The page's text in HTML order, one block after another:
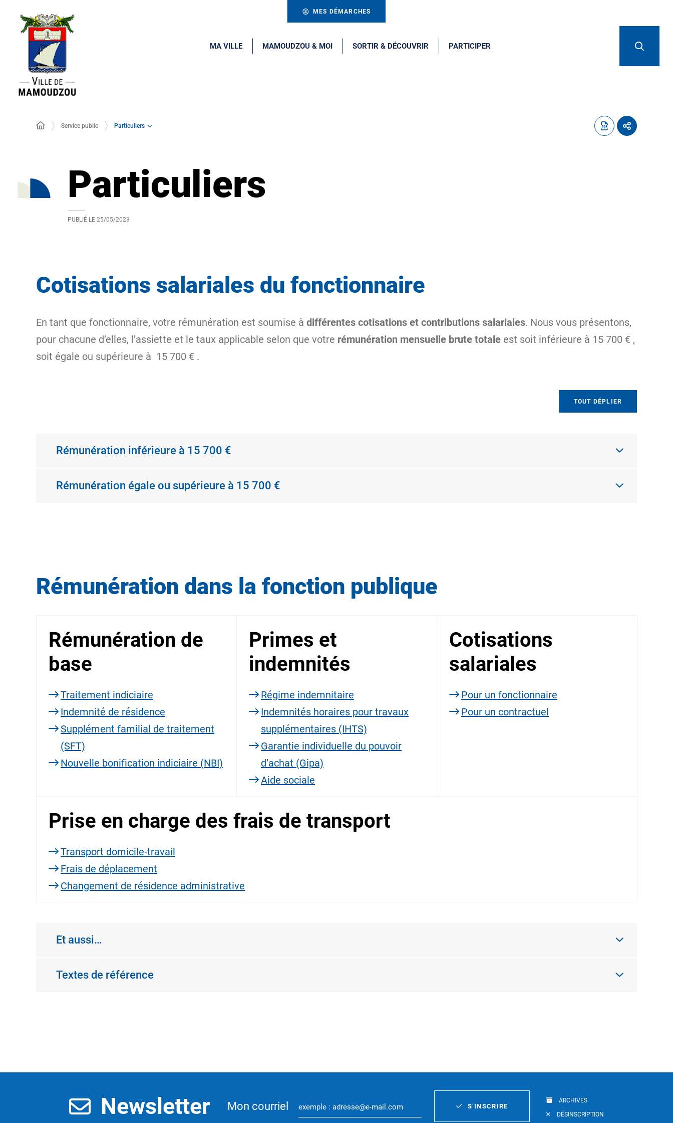
MES DÉMARCHES
MA VILLE MAMOUDZOU & MOI SORTIR & DÉCOUVRIR PARTICIPER
Service public Particuliers
Particuliers
PUBLIÉ LE 25/05/2023
Cotisations salariales du fonctionnaire
En tant que fonctionnaire, votre rémunération est soumise à différentes cotisations et contributions salariales. Nous vous présentons,
pour chacune d’elles, l’assiette et le taux applicable selon que votre rémunération mensuelle brute totale est soit inférieure à 15 700 € ,
soit égale ou supérieure à 15 700 € .
TOUT DÉPLIER
Rémunération inférieure à 15 700 €
Rémunération égale ou supérieure à 15 700 €
Rémunération dans la fonction publique
Rémunération de
base
Traitement indiciaire
Indemnité de résidence
Supplément familial de traitement
(SFT)
Nouvelle bonification indiciaire (NBI)
Primes et
indemnités
Régime indemnitaire
Indemnités horaires pour travaux
supplémentaires (IHTS)
Garantie individuelle du pouvoir
d’achat (Gipa)
Aide sociale
Cotisations
salariales
Pour un fonctionnaire
Pour un contractuel
Prise en charge des frais de transport
Transport domicile-travail
Frais de déplacement
Changement de résidence administrative
Et aussi…
Textes de référence
Newsletter Mon courriel S’INSCRIRE
ARCHIVES
DÉSINSCRIPTION